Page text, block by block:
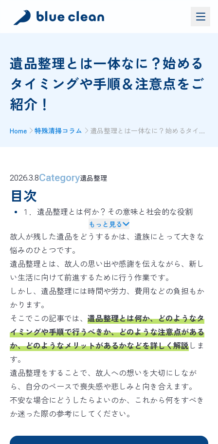
サービス
バイオリカバリー
施工実績
ブルークリーンについて
お電話でのお問い合わせ
0120-552-052
は米国ABRAの規格を
日本国内向けに適応した空間衛生のための規格です
遺品整理とは一体なに？始める
タイミングや手順＆注意点をご
紹介！
Home 特殊清掃コラム 遺品整理とは一体なに？始めるタイミングや手順＆注意点をご紹介！
2026.3.8Category遺品整理
目次
１．遺品整理とは何か？その意味と社会的な役割
もっと見る
故人が残した遺品をどうするかは、遺族にとって大きな
悩みのひとつです。
遺品整理とは、故人の思い出や感謝を伝えながら、新し
い生活に向けて前進するために行う作業です。
しかし、遺品整理には時間や労力、費用などの負担もか
かります。
そこでこの記事では、 遺品整理とは何か、どのようなタ
イミングや手順で行うべきか、どのような注意点がある
か、どのようなメリットがあるかなどを詳しく解説しま
す。
遺品整理をすることで、故人への想いを大切にしなが
ら、自分のペースで喪失感や悲しみと向き合えます。
不安な場合にどうしたらよいのか、これから何をすべき
か迷った際の参考にしてください。